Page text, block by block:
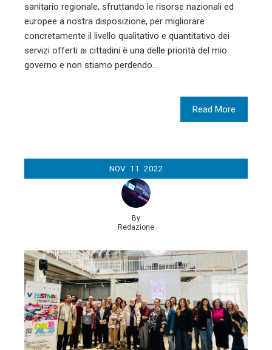
sanitario regionale, sfruttando le risorse nazionali ed
europee a nostra disposizione, per migliorare
concretamente il livello qualitativo e quantitativo dei
servizi offerti ai cittadini è una delle priorità del mio
governo e non stiamo perdendo…
Read More
NOV 11 2022
By
Redazione